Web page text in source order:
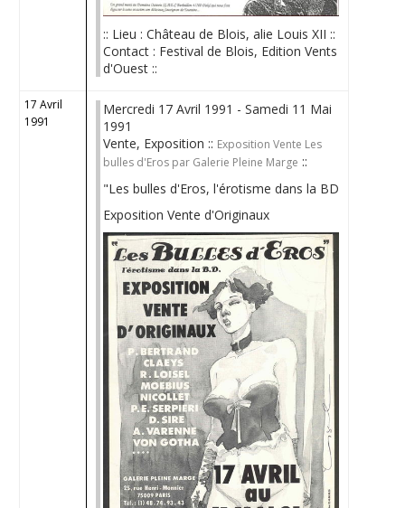
:: Lieu : Château de Blois, alie Louis XII ::
Contact : Festival de Blois, Edition Vents
d'Ouest ::
17 Avril
1991
Mercredi 17 Avril 1991 - Samedi 11 Mai
1991
Vente, Exposition :: Exposition Vente Les
bulles d'Eros par Galerie Pleine Marge ::
"Les bulles d'Eros, l'érotisme dans la BD
Exposition Vente d'Originaux